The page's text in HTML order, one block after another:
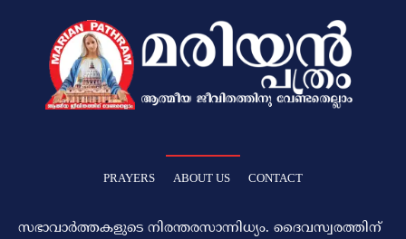
PRAYERS ABOUT US CONTACT
സഭാവാര്‍ത്തകളുടെ നിരന്തരസാന്നിധ്യം. ദൈവസ്വരത്തിന്‌